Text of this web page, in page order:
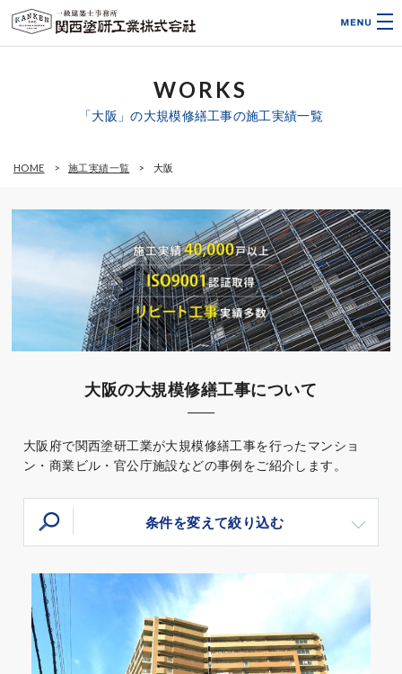
WORKS
「大阪」の大規模修繕工事の施工実績一覧
HOME 施工実績一覧 大阪
大阪の大規模修繕工事について
大阪府で関西塗研工業が大規模修繕工事を行ったマンショ
ン・商業ビル・官公庁施設などの事例をご紹介します。
条件を変えて絞り込む